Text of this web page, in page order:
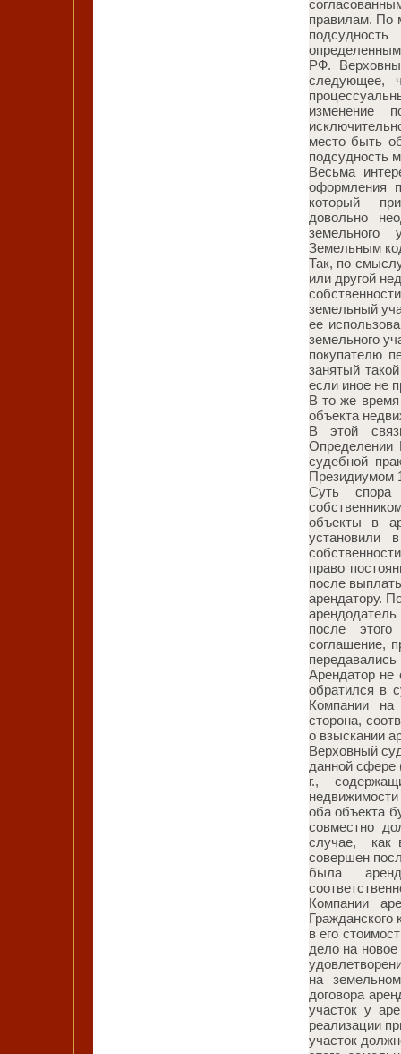
правилам. По
РФ.
следующее,
изменение
место быть
подсудность
Весьма
оформления
который
довольно
земельного
Земельным
Так, по
или другой
земельный
ее
земельного
покупателю
занятый
если иное не
В то же время
объекта
В этой
Определении
судебной
Президиумом
Суть спора
объекты в
установили
право
после
арендатору.
после этого
соглашение,
Арендатор не
обратился в
Компании
сторона,
о взыскании
Верховный
данной
г.,
оба объекта
совместно
случае, как
совершен
была
Компании
Гражданского
в его
дело на
на
договора
участок у
реализации
участок